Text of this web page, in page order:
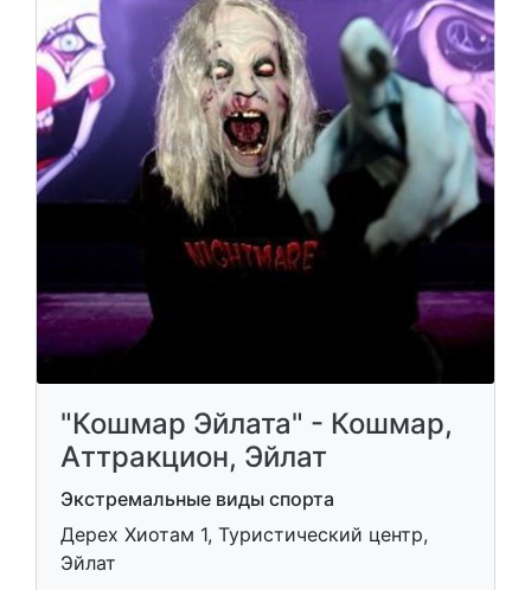
"Кошмар Эйлата" - Кошмар,
Аттракцион, Эйлат
Экстремальные виды спорта
Дерех Хиотам 1, Туристический центр,
Эйлат